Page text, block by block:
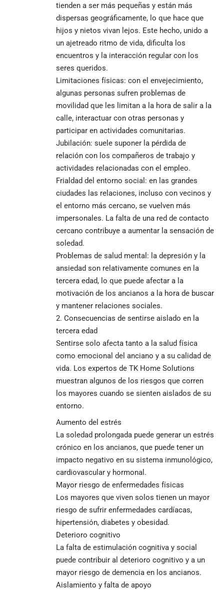
tienden a ser más pequeñas y están más
dispersas geográficamente, lo que hace que
hijos y nietos vivan lejos. Este hecho, unido a
un ajetreado ritmo de vida, dificulta los
encuentros y la interacción regular con los
seres queridos.
Limitaciones físicas: con el envejecimiento,
algunas personas sufren problemas de
movilidad que les limitan a la hora de salir a la
calle, interactuar con otras personas y
participar en actividades comunitarias.
Jubilación: suele suponer la pérdida de
relación con los compañeros de trabajo y
actividades relacionadas con el empleo.
Frialdad del entorno social: en las grandes
ciudades las relaciones, incluso con vecinos y
el entorno más cercano, se vuelven más
impersonales. La falta de una red de contacto
cercano contribuye a aumentar la sensación de
soledad.
Problemas de salud mental: la depresión y la
ansiedad son relativamente comunes en la
tercera edad, lo que puede afectar a la
motivación de los ancianos a la hora de buscar
y mantener relaciones sociales.
Consecuencias de sentirse aislado en la
tercera edad
Sentirse solo afecta tanto a la salud física
como emocional del anciano y a su calidad de
vida. Los expertos de TK Home Solutions
muestran algunos de los riesgos que corren
los mayores cuando se sienten aislados de su
entorno.
Aumento del estrés
La soledad prolongada puede generar un estrés
crónico en los ancianos, que puede tener un
impacto negativo en su sistema inmunológico,
cardiovascular y hormonal.
Mayor riesgo de enfermedades físicas
Los mayores que viven solos tienen un mayor
riesgo de sufrir enfermedades cardíacas,
hipertensión, diabetes y obesidad.
Deterioro cognitivo
La falta de estimulación cognitiva y social
puede contribuir al deterioro cognitivo y a un
mayor riesgo de demencia en los ancianos.
Aislamiento y falta de apoyo